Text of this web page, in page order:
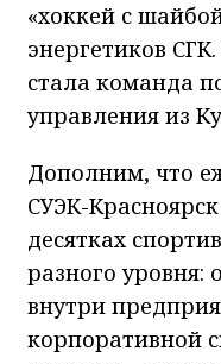
«хоккей с
энергетиков
стала команда
управления из
Дополним, что
СУЭК-
десятках
разного уровня:
внутри
корпоративной